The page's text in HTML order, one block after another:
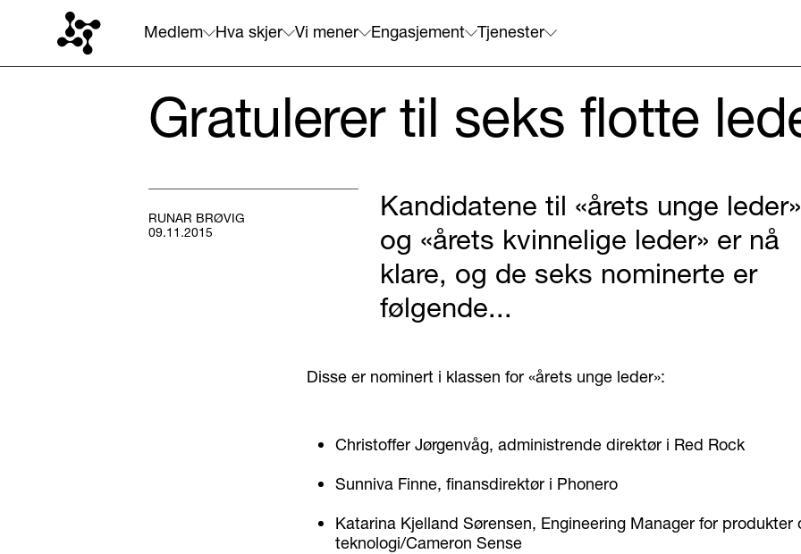
Medlem Hva skjer Vi mener Engasjement Tjenester
Gratulerer til seks flotte
RUNAR BRØVIG
09.11.2015
Kandidatene til «årets unge leder»
og «årets kvinnelige leder» er nå
klare, og de seks nominerte er
følgende...
Disse er nominert i klassen for «årets unge leder»:
Christoffer Jørgenvåg, administrende direktør i Red Rock
Sunniva Finne, finansdirektør i Phonero
Katarina Kjelland Sørensen, Engineering Manager for produkter
teknologi/Cameron Sense